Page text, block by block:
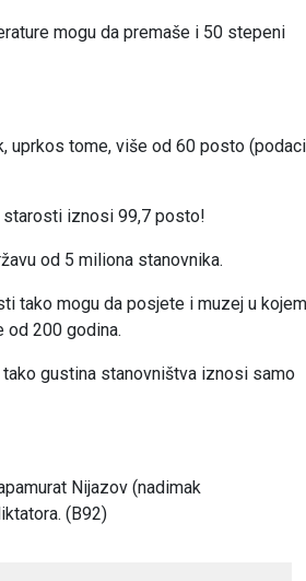
mogu da premaše i 50 stepeni
uprkos tome, više od 60 posto (podaci
starosti iznosi 99,7 posto!
od 5 miliona stanovnika.
tako mogu da posjete i muzej u kojem
od 200 godina.
gustina stanovništva iznosi samo
Nijazov (nadimak
(B92)